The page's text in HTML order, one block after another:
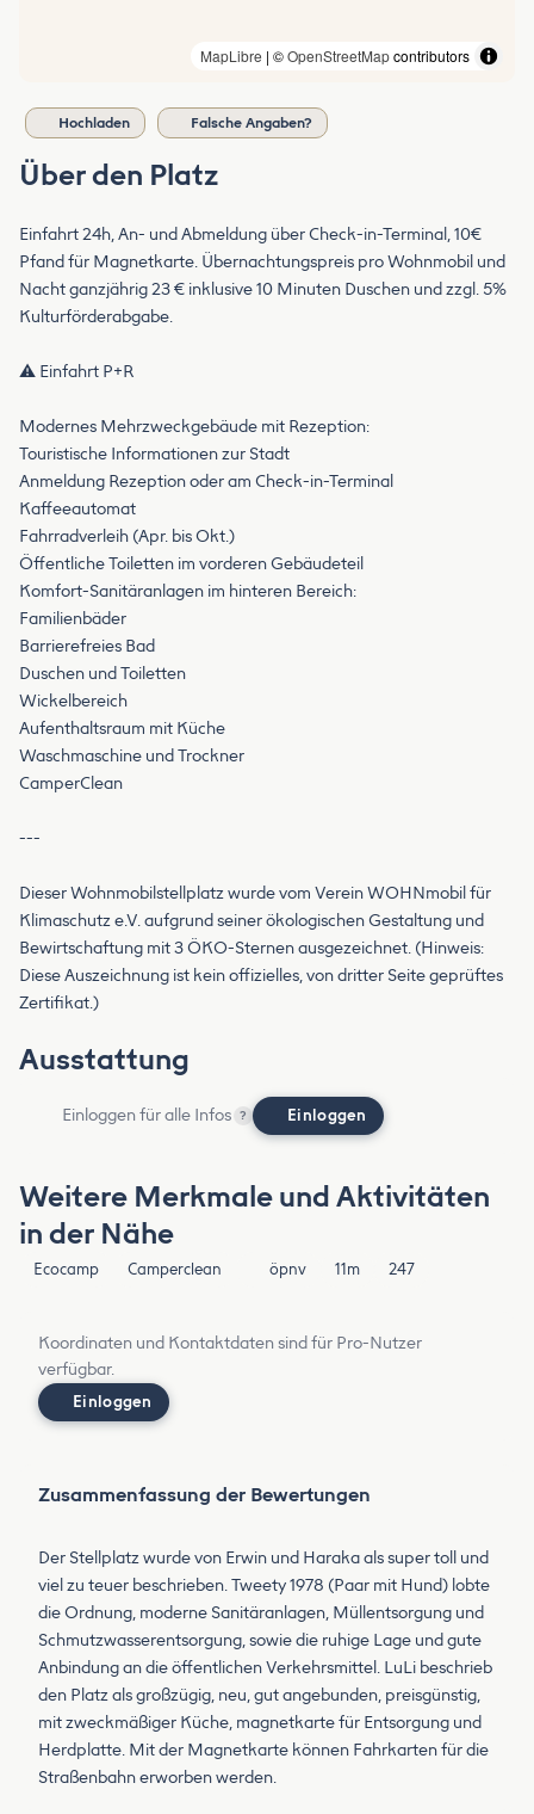
MapLibre | ©OpenStreetMapcontributors
Hochladen Falsche Angaben?
Über den Platz
Einfahrt 24h, An- und Abmeldung über Check-in-Terminal, 10€
Pfand für Magnetkarte. Übernachtungspreis pro Wohnmobil und
Nacht ganzjährig 23 € inklusive 10 Minuten Duschen und zzgl. 5%
Kulturförderabgabe.
⚠️ Einfahrt P+R
Modernes Mehrzweckgebäude mit Rezeption:
Touristische Informationen zur Stadt
Anmeldung Rezeption oder am Check-in-Terminal
Kaffeeautomat
​​​​​​​Fahrradverleih (Apr. bis Okt.)
Öffentliche Toiletten im vorderen Gebäudeteil
Komfort-Sanitäranlagen im hinteren Bereich:
Familienbäder
Barrierefreies Bad
Duschen und Toiletten
Wickelbereich
Aufenthaltsraum mit Küche
Waschmaschine und Trockner
CamperClean
---
Dieser Wohnmobilstellplatz wurde vom Verein WOHNmobil für
Klimaschutz e.V. aufgrund seiner ökologischen Gestaltung und
Bewirtschaftung mit 3 ÖKO-Sternen ausgezeichnet. (Hinweis:
Diese Auszeichnung ist kein offizielles, von dritter Seite geprüftes
Zertifikat.)
Ausstattung
Einloggen für alle Infos ? Einloggen
Weitere Merkmale und Aktivitäten
in der Nähe
Ecocamp Camperclean öpnv 11m 247
Koordinaten und Kontaktdaten sind für Pro-Nutzer
verfügbar.
Einloggen
Zusammenfassung der Bewertungen
Der Stellplatz wurde von Erwin und Haraka als super toll und
viel zu teuer beschrieben. Tweety 1978 (Paar mit Hund) lobte
die Ordnung, moderne Sanitäranlagen, Müllentsorgung und
Schmutzwasserentsorgung, sowie die ruhige Lage und gute
Anbindung an die öffentlichen Verkehrsmittel. LuLi beschrieb
den Platz als großzügig, neu, gut angebunden, preisgünstig,
mit zweckmäßiger Küche, magnetkarte für Entsorgung und
Herdplatte. Mit der Magnetkarte können Fahrkarten für die
Straßenbahn erworben werden.